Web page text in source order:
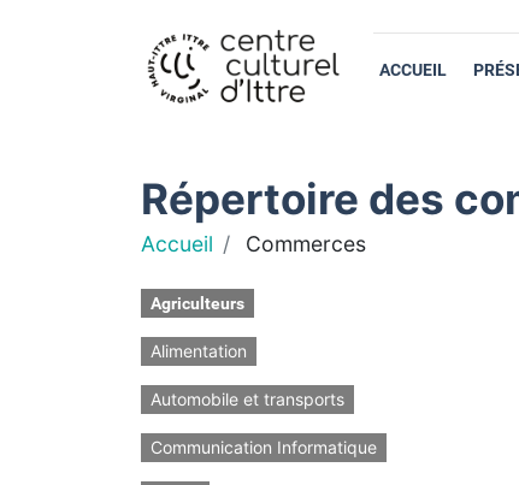
ACCUEIL
Répertoire des
Accueil Commerces
Agriculteurs
Alimentation
Automobile et transports
Communication Informatique